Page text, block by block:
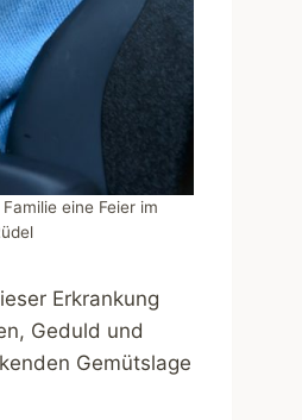
eine Feier im
Erkrankung
Geduld und
Gemütslage